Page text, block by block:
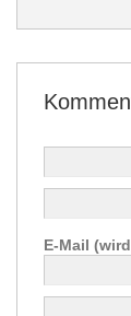
E-Mail